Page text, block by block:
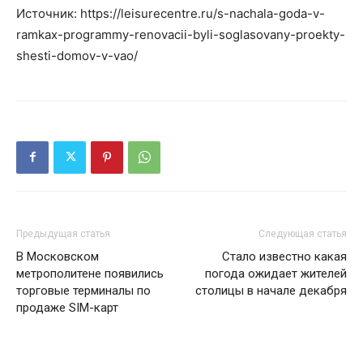
Источник: https://leisurecentre.ru/s-nachala-goda-v-
ramkax-programmy-renovacii-byli-soglasovany-proekty-
shesti-domov-v-vao/
Предыдущая статья
В Московском
метрополитене появились
торговые терминалы по
продаже SIM-карт
Следующая статья
Стало известно какая
погода ожидает жителей
столицы в начале декабря